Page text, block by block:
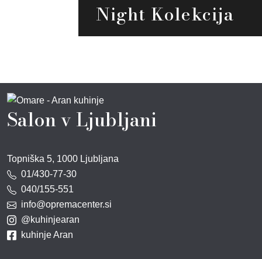
Night Kolekcija
Salon v Ljubljani
Topniška 5, 1000 Ljubljana
01/430-77-30
040/155-551
info@opremacenter.si
@kuhinjearan
kuhinje Aran